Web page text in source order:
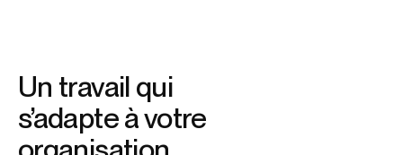
Un travail qui
s’adapte à votre